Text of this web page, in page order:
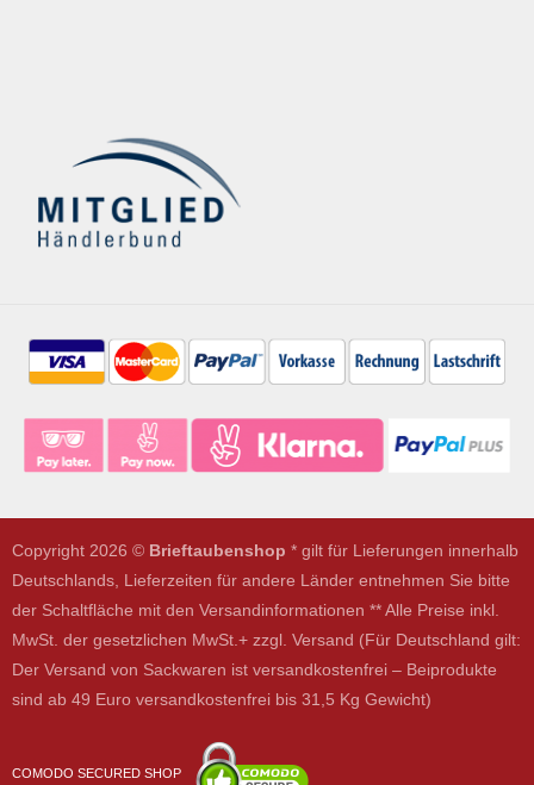
Copyright 2026 © Brieftaubenshop * gilt für Lieferungen innerhalb
Deutschlands, Lieferzeiten für andere Länder entnehmen Sie bitte
der Schaltfläche mit den Versandinformationen ** Alle Preise inkl.
MwSt. der gesetzlichen MwSt.+ zzgl. Versand (Für Deutschland gilt:
Der Versand von Sackwaren ist versandkostenfrei – Beiprodukte
sind ab 49 Euro versandkostenfrei bis 31,5 Kg Gewicht)
COMODO SECURED SHOP